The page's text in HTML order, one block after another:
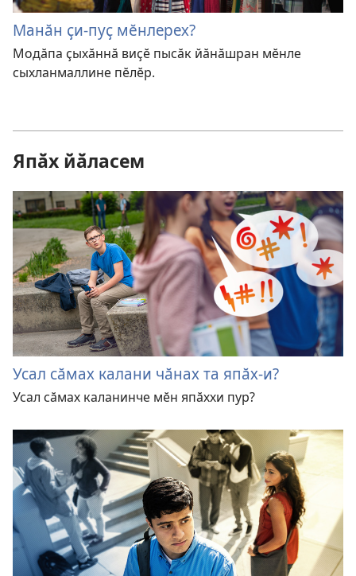
Манӑн ҫи-пуҫ мӗнлерех?
Модӑпа ҫыхӑннӑ виҫӗ пысӑк йӑнӑшран мӗнле
сыхланмаллине пӗлӗр.
Япӑх йӑласем
Усал сӑмах калани чӑнах та япӑх-и?
Усал сӑмах каланинче мӗн япӑххи пур?